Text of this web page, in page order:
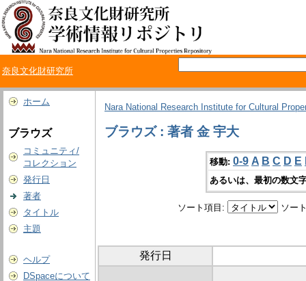
奈良文化財研究所
ホーム
ブラウズ
コミュニティ/
コレクション
発行日
著者
タイトル
主題
ヘルプ
DSpaceについて
Nara National Research Institute for Cultural
ブラウズ : 著者 金 宇大
移動: 0-9 A B C D E
あるいは、最初の数文
ソート項目: ソー
発行日